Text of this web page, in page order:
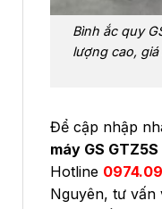
Bình ắc quy
lượng cao,
Để cập nhập
máy GS
Hotline
Nguyên, tư vấn